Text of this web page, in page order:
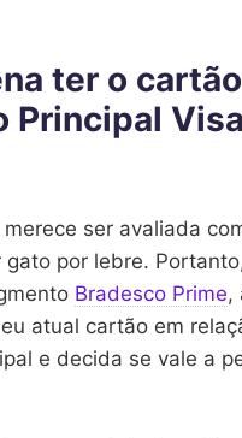
ter o cartão
Principal Visa
ser avaliada
gato por lebre.
Bradesco Prime,
atual cartão em
e decida se vale a